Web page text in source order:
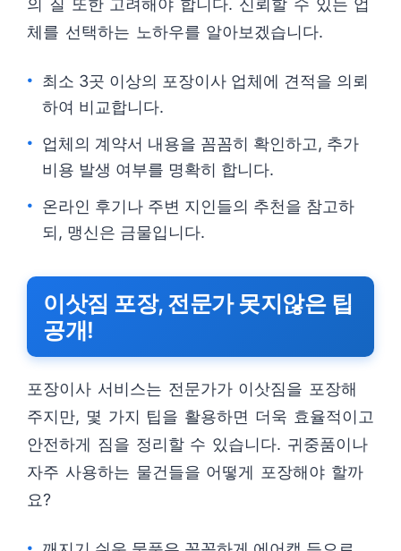
의 질 또한 고려해야 합니다. 신뢰할 수 있는 업
체를 선택하는 노하우를 알아보겠습니다.
최소 3곳 이상의 포장이사 업체에 견적을 의뢰
하여 비교합니다.
업체의 계약서 내용을 꼼꼼히 확인하고, 추가
비용 발생 여부를 명확히 합니다.
온라인 후기나 주변 지인들의 추천을 참고하
되, 맹신은 금물입니다.
이삿짐 포장, 전문가 못지않은 팁
공개!
포장이사 서비스는 전문가가 이삿짐을 포장해
주지만, 몇 가지 팁을 활용하면 더욱 효율적이고
안전하게 짐을 정리할 수 있습니다. 귀중품이나
자주 사용하는 물건들을 어떻게 포장해야 할까
요?